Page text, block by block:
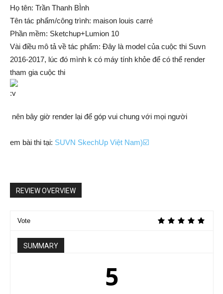
Họ tên: Trần Thanh BÌnh
Tên tác phẩm/công trình: maison louis carré
Phần mềm: Sketchup+Lumion 10
Vài điều mô tả về tác phẩm: Đây là model của cuộc thi Suvn
2016-2017, lúc đó mình k có máy tính khỏe để có thể render
tham gia cuộc thi
nên bây giờ render lại để góp vui chung với mọi người
em bài thi tại: SUVN SkechUp Việt Nam)☑️
REVIEW OVERVIEW
Vote
SUMMARY
5